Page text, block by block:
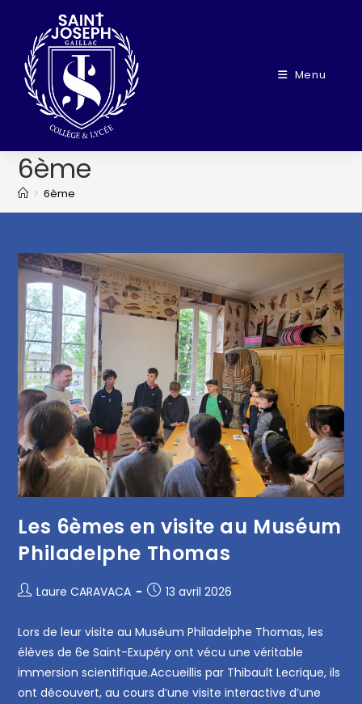
Menu
6ème
> 6ème
Les 6èmes en visite au Muséum
Philadelphe Thomas
Laure CARAVACA 13 avril 2026
Lors de leur visite au Muséum Philadelphe Thomas, les
élèves de 6e Saint-Exupéry ont vécu une véritable
immersion scientifique.Accueillis par Thibault Lecrique, ils
ont découvert, au cours d’une visite interactive d’une